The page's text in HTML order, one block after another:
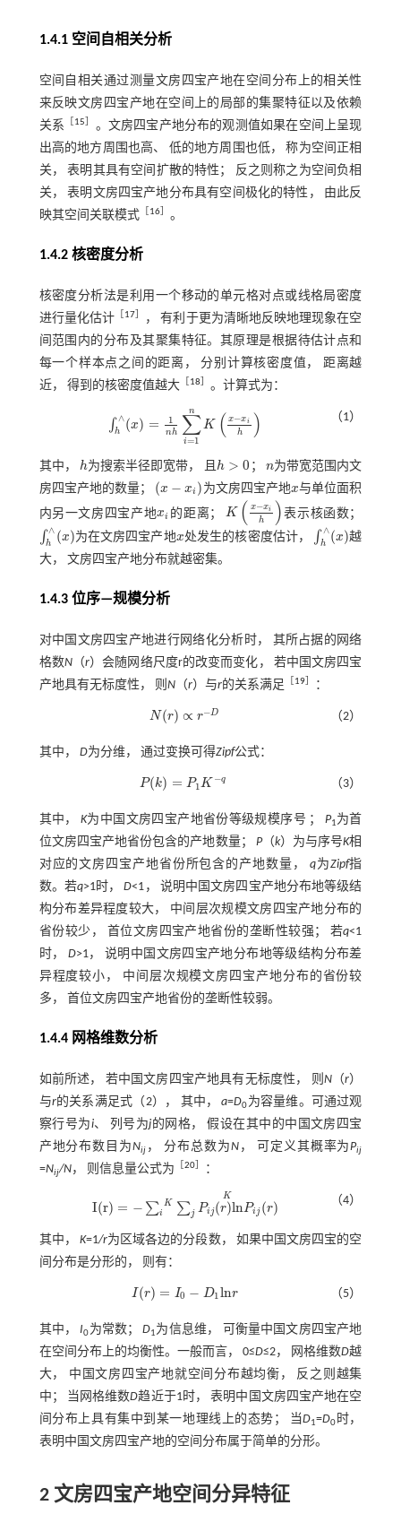
1.4.1 空间自相关分析
空间自相关通过测量文房四宝产地在空间分布上的相关性
来反映文房四宝产地在空间上的局部的集聚特征以及依赖
关系
15
。文房四宝产地分布的观测值如果在空间上呈现
出高的地方周围也高、 低的地方周围也低， 称为空间正相
关， 表明其具有空间扩散的特性； 反之则称之为空间负相
关， 表明文房四宝产地分布具有空间极化的特性， 由此反
映其空间关联模式［ 16］ 。
1.4.2 核密度分析
核密度分析法是利用一个移动的单元格对点或线格局密度
进行量化估计
17
， 有利于更为清晰地反映地理现象在空
间范围内的分布及其聚集特征。其原理是根据待估计点和
每一个样本点之间的距离， 分别计算核密度值， 距离越
近， 得到的核密度值越大［ 18 。计算式为：
∫ ∧
h (x) = 1
nh ∑
i=1
n
K ( x−xi
h )
∫h∧(x) =1n h∑i =1nKx-x ih
（1）
其中， h
h为搜索半径即宽带， 且 h > 0
h> 0 ； n
n 为带宽范围内文
房四宝产地的数量； (x − xi )
(x-xi) 为文房四宝产地x
x 与单位面积
内另一文房四宝产地xi
xi 的距离；K ( x−xi
h )
Kx x h 表示核函数；
∫ ∧
h (x)
∫h∧(x)为在文房四宝产地x
x 处发生的核密度估计， ∫ ∧
h (x)
∫h∧(x)越
大， 文房四宝产地分布就越密集。
1.4.3 位序—规模分析
对中国文房四宝产地进行网络化分析时， 其所占据的网络
格数N（r）会随网络尺度r的改变而变化， 若中国文房四宝
产地具有无标度性， 则 N（r）与r的关系满足 ［19］ ：
N(r) ∝ r−D
N( r)∝ r-D （2）
其中， D为分维， 通过变换可得Zipf公式：
P(k) = P1K −q
P(k)=P 1K -q （3）
其中，K为中国文房四宝产地省份等级规模序号 ； P1为首
位文房四宝产地省份包含的产地数量； P（k）为与序号K相
对应的文房四宝产地省份所包含的产地数量， q为Zipf指
数。若q>1时，D<1， 说明中国文房四宝产地分布地等级结
构分布差异程度较大， 中间层次规模文房四宝产地分布的
省份较少， 首位文房四宝产地省份的垄断性较强； 若q<1
时， D>1， 说明中国文房四宝产地分布地等级结构分布差
异程度较小， 中间层次规模文房四宝产地分布的省份较
多， 首位文房四宝产地省份的垄断性较弱。
1.4.4 网格维数分析
如前所述， 若中国文房四宝产地具有无标度性， 则 N（r）
与r的关系满足式（2） ， 其中，a=D0为容量维。可通过观
察行号为i、 列号为j 的网格， 假设在其中的中国文房四宝
产地分布数目为Nij ， 分布总数为N， 可定义其概率为Pij
=Nij/N， 则信息量公式为 ［20］ ：
I(r) = − ∑i
K ∑j Pi j (r)lnPi j (r)
K
I(r)= ∑iK ∑j Pij (r Pi j(r)K
（4）
其中， K=1/r为区域各边的分段数， 如果中国文房四宝的空
间分布是分形的， 则有：
I(r) = I0 − D1lnr
I( r)=I 0-D 1ln r （5）
其中，I0为常数；D1为信息维， 可衡量中国文房四宝产地
在空间分布上的均衡性。一般而言， 0≤D≤2， 网格维数D越
大， 中国文房四宝产地就空间分布越均衡， 反之则越集
中； 当网格维数D趋近于1时， 表明中国文房四宝产地在空
间分布上具有集中到某一地理线上的态势； 当D1=D0时，
表明中国文房四宝产地的空间分布属于简单的分形。
2 文房四宝产地空间分异特征